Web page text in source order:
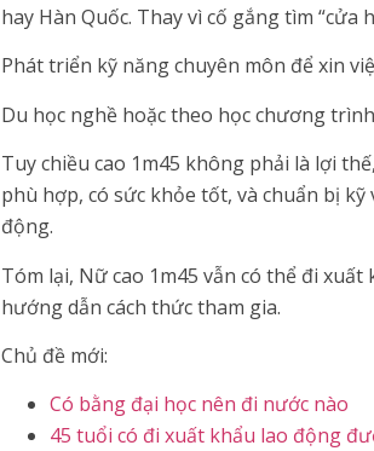
hay Hàn Quốc. Thay vì cố gắng tìm “cửa
Phát triển kỹ năng chuyên môn để xin
Du học nghề hoặc theo học chương
Tuy chiều cao 1m45 không phải là lợi
phù hợp, có sức khỏe tốt, và chuẩn bị
động.
Tóm lại, Nữ cao 1m45 vẫn có thể đi
hướng dẫn cách thức tham gia.
Chủ đề mới:
Có bằng đại học nên đi nước nào
45 tuổi có đi xuất khẩu lao động